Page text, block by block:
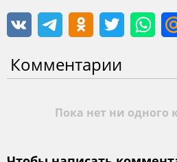
Комментарии
Пока нет ни одного